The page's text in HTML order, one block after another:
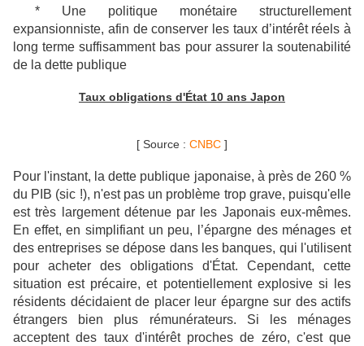
* Une politique monétaire structurellement
expansionniste, afin de conserver les taux d’intérêt réels à
long terme suffisamment bas pour assurer la soutenabilité
de la dette publique
Taux obligations d'État 10 ans Japon
[ Source : CNBC ]
Pour l'instant, la dette publique japonaise, à près de 260 %
du PIB (sic !), n'est pas un problème trop grave, puisqu'elle
est très largement détenue par les Japonais eux-mêmes.
En effet, en simplifiant un peu, l’épargne des ménages et
des entreprises se dépose dans les banques, qui l'utilisent
pour acheter des obligations d'État. Cependant, cette
situation est précaire, et potentiellement explosive si les
résidents décidaient de placer leur épargne sur des actifs
étrangers bien plus rémunérateurs. Si les ménages
acceptent des taux d'intérêt proches de zéro, c'est que